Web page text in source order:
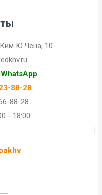
Ким Ю Чена, 10
88-28
88-28
- 18:00